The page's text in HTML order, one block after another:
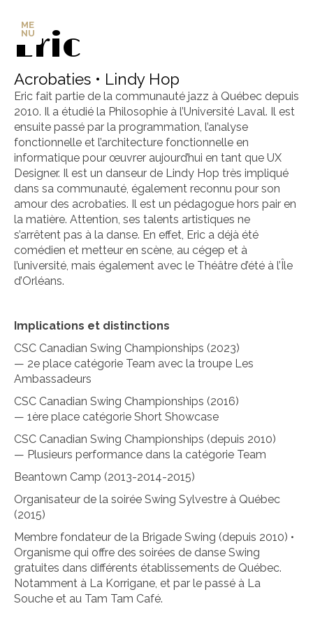
ME
NU
Éric
Acrobaties • Lindy Hop
Eric fait partie de la communauté jazz à Québec depuis
2010. Il a étudié la Philosophie à l’Université Laval. Il est
ensuite passé par la programmation, l’analyse
fonctionnelle et l’architecture fonctionnelle en
informatique pour œuvrer aujourd’hui en tant que UX
Designer. Il est un danseur de Lindy Hop très impliqué
dans sa communauté, également reconnu pour son
amour des acrobaties. Il est un pédagogue hors pair en
la matière. Attention, ses talents artistiques ne
s’arrêtent pas à la danse. En effet, Eric a déjà été
comédien et metteur en scène, au cégep et à
l’université, mais également avec le Théâtre d’été à l’Île
d’Orléans.
Implications et distinctions
CSC Canadian Swing Championships (2023)
— 2e place catégorie Team avec la troupe Les
Ambassadeurs
CSC Canadian Swing Championships (2016)
— 1ère place catégorie Short Showcase
CSC Canadian Swing Championships (depuis 2010)
— Plusieurs performance dans la catégorie Team
Beantown Camp (2013-2014-2015)
Organisateur de la soirée Swing Sylvestre à Québec
(2015)
Membre fondateur de la Brigade Swing (depuis 2010) •
Organisme qui offre des soirées de danse Swing
gratuites dans différents établissements de Québec.
Notamment à La Korrigane, et par le passé à La
Souche et au Tam Tam Café.